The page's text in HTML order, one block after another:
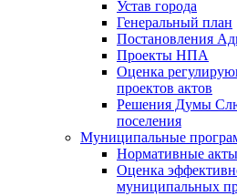
Устав города
Генеральный план
Постановления
Проекты НПА
Оценка
проектов актов
Решения Думы
поселения
Муниципальные
Нормативные акты
Оценка
муниципальных